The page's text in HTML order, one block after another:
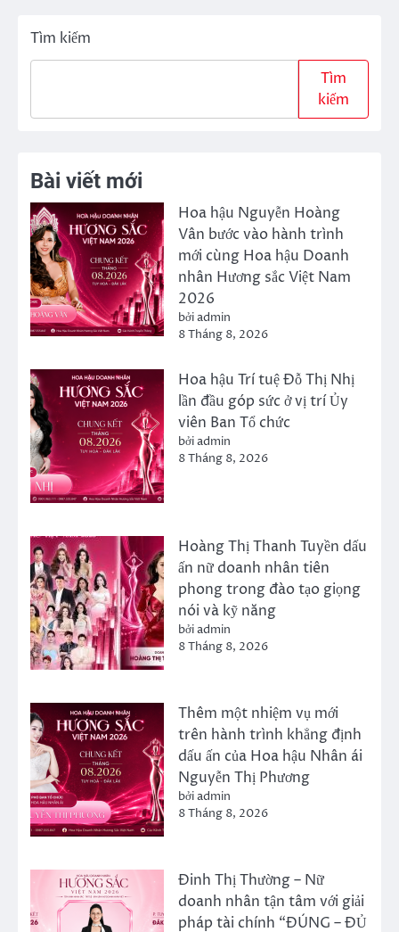
Tìm kiếm
Tìm
kiếm
Bài viết mới
Hoa hậu Nguyễn Hoàng
Vân bước vào hành trình
mới cùng Hoa hậu Doanh
nhân Hương sắc Việt Nam
2026
bởi admin
8 Tháng 8, 2026
Hoa hậu Trí tuệ Đỗ Thị Nhị
lần đầu góp sức ở vị trí Ủy
viên Ban Tổ chức
bởi admin
8 Tháng 8, 2026
Hoàng Thị Thanh Tuyền dấu
ấn nữ doanh nhân tiên
phong trong đào tạo giọng
nói và kỹ năng
bởi admin
8 Tháng 8, 2026
Thêm một nhiệm vụ mới
trên hành trình khẳng định
dấu ấn của Hoa hậu Nhân ái
Nguyễn Thị Phương
bởi admin
8 Tháng 8, 2026
Đinh Thị Thường – Nữ
doanh nhân tận tâm với giải
pháp tài chính “ĐÚNG – ĐỦ